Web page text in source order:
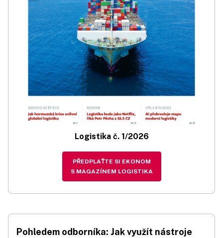
Logistika č. 1/2026
PŘEDPLAŤTE SI EKONOM
S MAGAZÍNEM LOGISTIKA
Pohledem odborníka: Jak využít nástroje